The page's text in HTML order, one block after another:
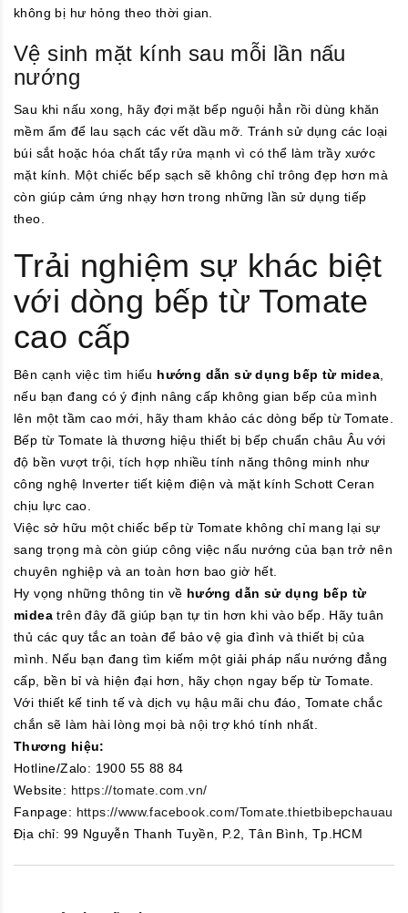
không bị hư hỏng theo thời gian.
Vệ sinh mặt kính sau mỗi lần nấu
nướng
Sau khi nấu xong, hãy đợi mặt bếp nguội hẳn rồi dùng khăn
mềm ẩm để lau sạch các vết dầu mỡ. Tránh sử dụng các loại
búi sắt hoặc hóa chất tẩy rửa mạnh vì có thể làm trầy xước
mặt kính. Một chiếc bếp sạch sẽ không chỉ trông đẹp hơn mà
còn giúp cảm ứng nhạy hơn trong những lần sử dụng tiếp
theo.
Trải nghiệm sự khác biệt
với dòng bếp từ Tomate
cao cấp
Bên cạnh việc tìm hiểu hướng dẫn sử dụng bếp từ midea
nếu bạn đang có ý định nâng cấp không gian bếp của mình
lên một tầm cao mới, hãy tham khảo các dòng bếp từ Tomate.
Bếp từ Tomate là thương hiệu thiết bị bếp chuẩn châu Âu với
độ bền vượt trội, tích hợp nhiều tính năng thông minh như
công nghệ Inverter tiết kiệm điện và mặt kính Schott Ceran
chịu lực cao.
Việc sở hữu một chiếc bếp từ Tomate không chỉ mang lại sự
sang trọng mà còn giúp công việc nấu nướng của bạn trở nên
chuyên nghiệp và an toàn hơn bao giờ hết.
Hy vọng những thông tin về hướng dẫn sử dụng bếp từ
midea trên đây đã giúp bạn tự tin hơn khi vào bếp. Hãy tuân
thủ các quy tắc an toàn để bảo vệ gia đình và thiết bị của
mình. Nếu bạn đang tìm kiếm một giải pháp nấu nướng đẳng
cấp, bền bỉ và hiện đại hơn, hãy chọn ngay bếp từ Tomate.
Với thiết kế tinh tế và dịch vụ hậu mãi chu đáo, Tomate chắc
chắn sẽ làm hài lòng mọi bà nội trợ khó tính nhất.
Thương hiệu:
Hotline/Zalo: 1900 55 88 84
Website: https://tomate.com.vn/
Fanpage: https://www.facebook.com/Tomate.thietbibepchauau
Địa chỉ: 99 Nguyễn Thanh Tuyền, P.2, Tân Bình, Tp.HCM